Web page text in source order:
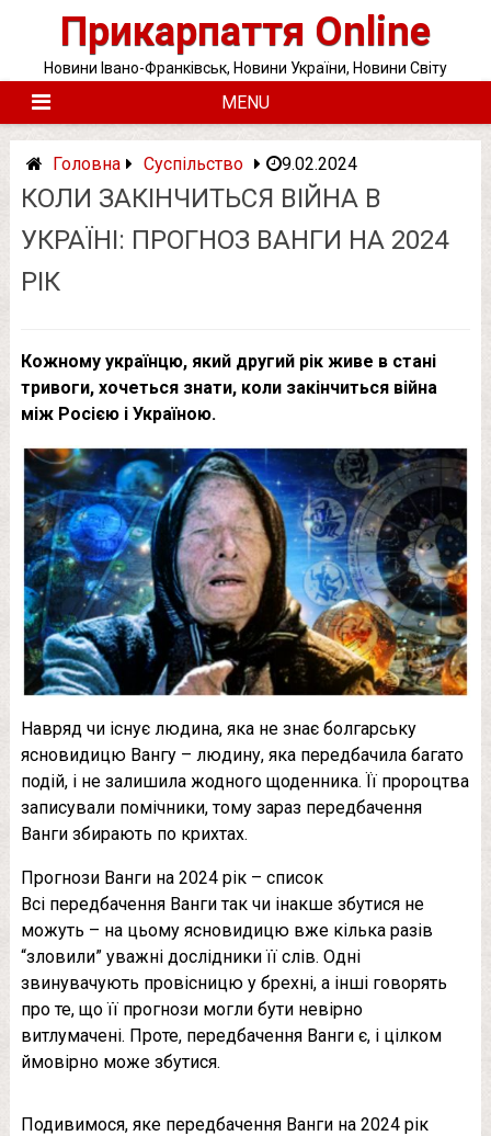
Прикарпаття Online
Новини Івано-Франківськ, Новини України, Новини Світу
MENU
Головна Суспільство 9.02.2024
КОЛИ ЗАКІНЧИТЬСЯ ВІЙНА В
УКРАЇНІ: ПРОГНОЗ ВАНГИ НА 2024
РІК
Кожному українцю, який другий рік живе в стані
тривоги, хочеться знати, коли закінчиться війна
між Росією і Україною.
Навряд чи існує людина, яка не знає болгарську
ясновидицю Вангу – людину, яка передбачила багато
подій, і не залишила жодного щоденника. Її пророцтва
записували помічники, тому зараз передбачення
Ванги збирають по крихтах.
Прогнози Ванги на 2024 рік – список
Всі передбачення Ванги так чи інакше збутися не
можуть – на цьому ясновидицю вже кілька разів
“зловили” уважні дослідники її слів. Одні
звинувачують провісницю у брехні, а інші говорять
про те, що її прогнози могли бути невірно
витлумачені. Проте, передбачення Ванги є, і цілком
ймовірно може збутися.
Подивимося, яке передбачення Ванги на 2024 рік